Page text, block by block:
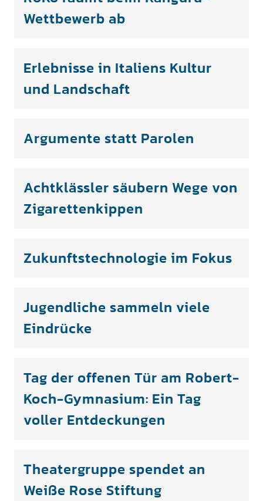
Wettbewerb ab
Erlebnisse in Italiens Kultur
und Landschaft
Argumente statt Parolen
Achtklässler säubern Wege von
Zigarettenkippen
Zukunftstechnologie im Fokus
Jugendliche sammeln viele
Eindrücke
Tag der offenen Tür am Robert-
Koch-Gymnasium: Ein Tag
voller Entdeckungen
Theatergruppe spendet an
Weiße Rose Stiftung